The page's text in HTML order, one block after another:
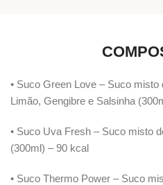
• Suco Green Love – Suco
Limão, Gengibre e Salsinha
• Suco Uva Fresh – Suco misto
(300ml) – 90 kcal
• Suco Thermo Power – Suco